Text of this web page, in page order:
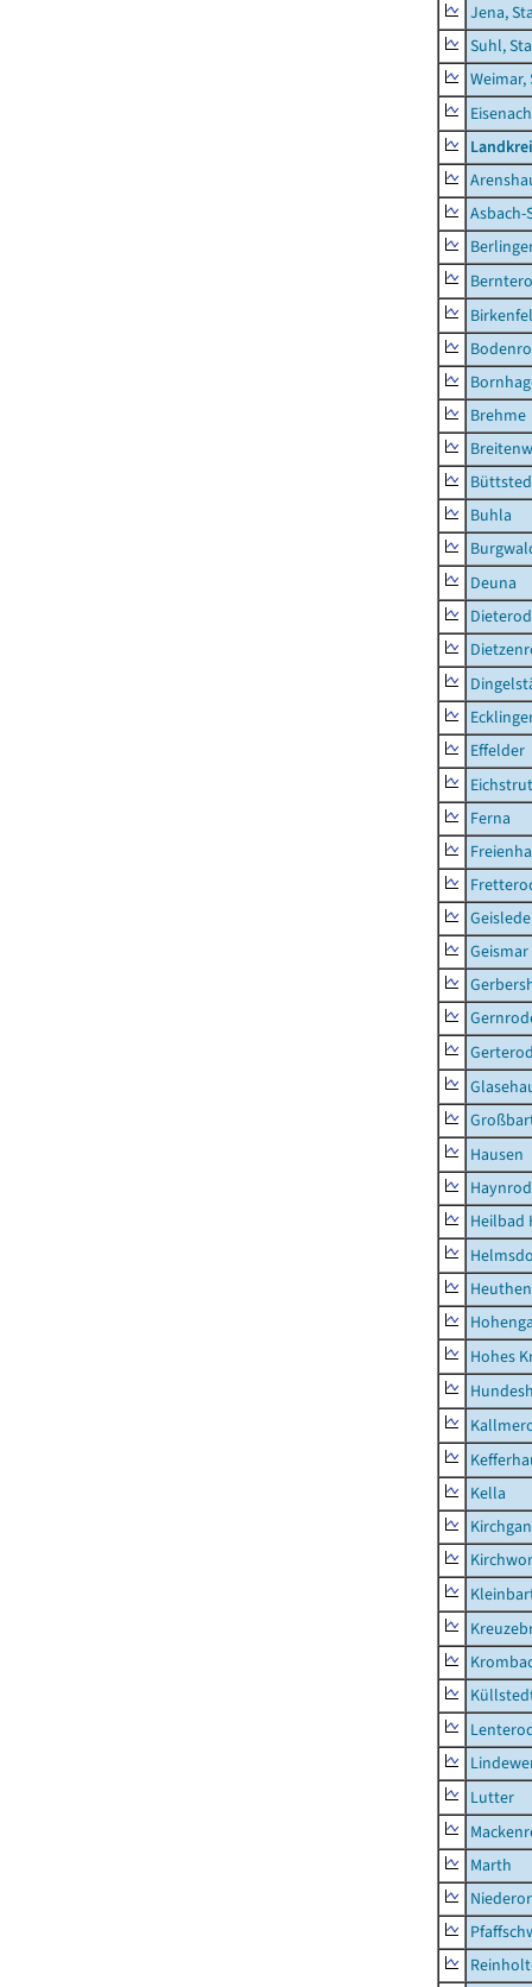
Jena,
Suhl,
Weimar,
Asbach-
Brehme
Buhla
Deuna
Effelder
Ferna
Geismar
Hausen
Heilbad
Heuthen
Hohes
Kella
Lutter
Marth